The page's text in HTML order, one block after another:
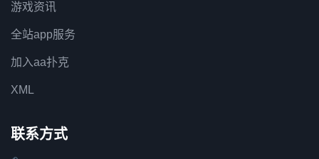
游戏资讯
全站app服务
加入aa扑克
XML
联系方式